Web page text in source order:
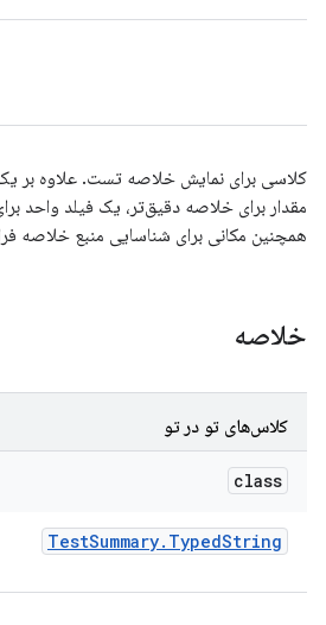
کلاسی برای نمایش خلاصه تست. علاوه بر
مقدار برای خلاصه دقیق‌تر، یک فیلد واحد
همچنین مکانی برای شناسایی منبع خلاصه
خلاصه
کلاس‌های تو در تو
class
TestSummary. TypedString